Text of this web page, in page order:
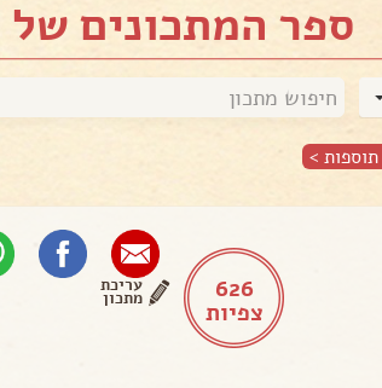
ספר המתכונים של
תוספות >
626
צפיות
עריכת
מתכון